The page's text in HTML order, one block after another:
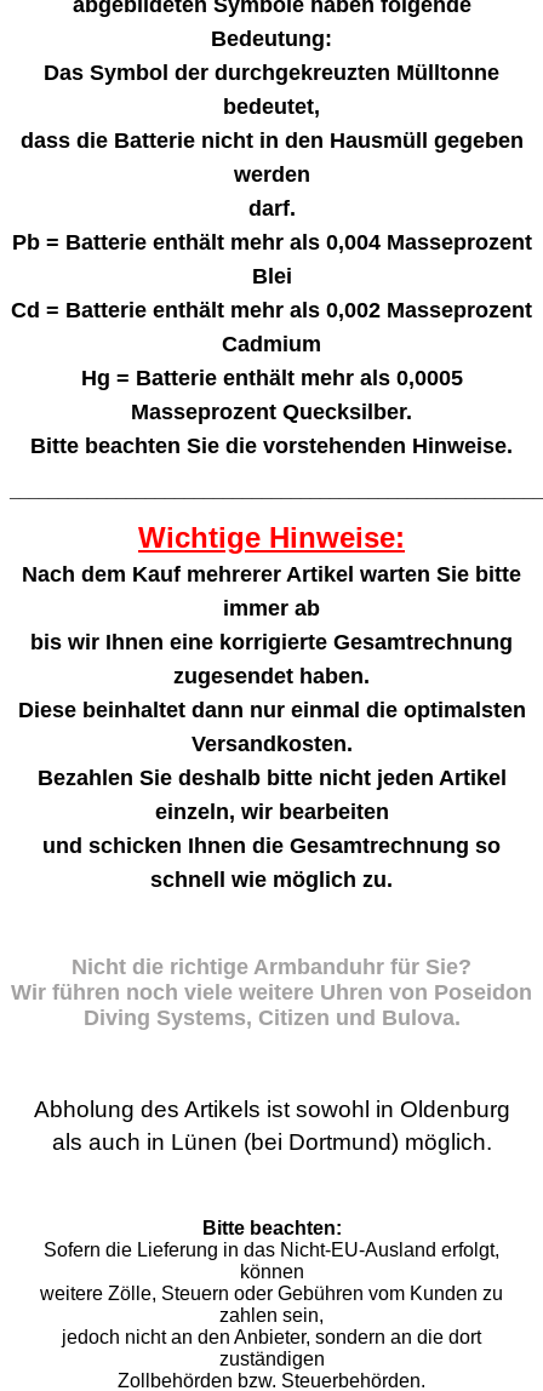
abgebildeten Symbole haben folgende
Bedeutung:
Das Symbol der durchgekreuzten Mülltonne
bedeutet,
dass die Batterie nicht in den Hausmüll gegeben
werden
darf.
Pb = Batterie enthält mehr als 0,004 Masseprozent
Blei
Cd = Batterie enthält mehr als 0,002 Masseprozent
Cadmium
Hg = Batterie enthält mehr als 0,0005
Masseprozent Quecksilber.
Bitte beachten Sie die vorstehenden Hinweise.
Wichtige Hinweise:
Nach dem Kauf mehrerer Artikel warten Sie bitte
immer ab
bis wir Ihnen eine korrigierte Gesamtrechnung
zugesendet haben.
Diese beinhaltet dann nur einmal die optimalsten
Versandkosten.
Bezahlen Sie deshalb bitte nicht jeden Artikel
einzeln, wir bearbeiten
und schicken Ihnen die Gesamtrechnung so
schnell wie möglich zu.
Nicht die richtige Armbanduhr für Sie?
Wir führen noch viele weitere Uhren von Poseidon
Diving Systems, Citizen und Bulova.
Abholung des Artikels ist sowohl in Oldenburg
als auch in Lünen (bei Dortmund) möglich.
Bitte beachten:
Sofern die Lieferung in das Nicht-EU-Ausland erfolgt,
können
weitere Zölle, Steuern oder Gebühren vom Kunden zu
zahlen sein,
jedoch nicht an den Anbieter, sondern an die dort
zuständigen
Zollbehörden bzw. Steuerbehörden.